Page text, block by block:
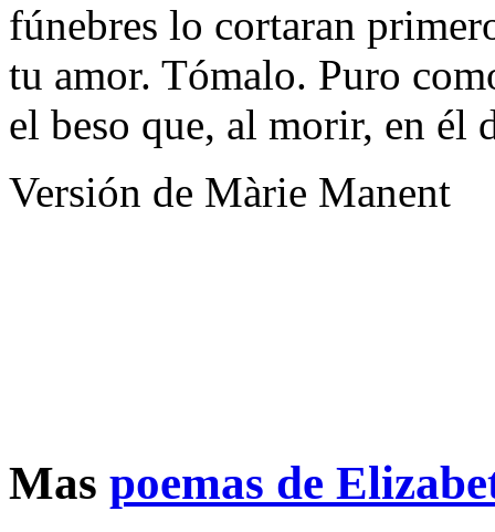
fúnebres lo cortaran
tu amor. Tómalo. Puro
el beso que, al morir, en él
Versión de Màrie Manent
Mas poemas de